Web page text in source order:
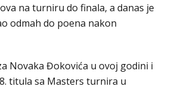
na turniru do finala, a danas je
odmah do poena nakon
Novaka Đokovića u ovoj godini i
titula sa Masters turnira u